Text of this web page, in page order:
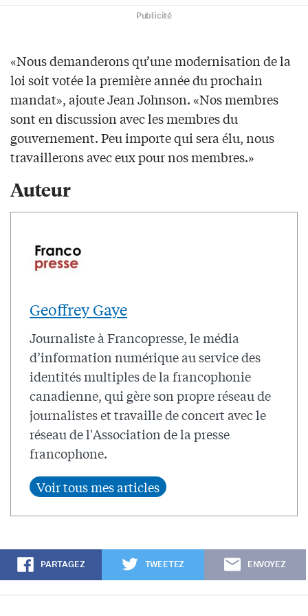
Publicité
«Nous demanderons qu’une modernisation de la
loi soit votée la première année du prochain
mandat», ajoute Jean Johnson. «Nos membres
sont en discussion avec les membres du
gouvernement. Peu importe qui sera élu, nous
travaillerons avec eux pour nos membres.»
Auteur
Geoffrey Gaye
Journaliste à Francopresse, le média
d’information numérique au service des
identités multiples de la francophonie
canadienne, qui gère son propre réseau de
journalistes et travaille de concert avec le
réseau de l'Association de la presse
francophone.
PARTAGEZ TWEETEZ ENVOYEZ